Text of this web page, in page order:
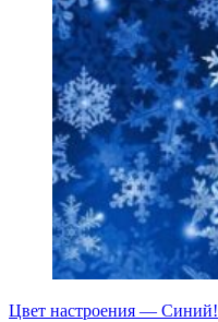
Цвет настроения — Синий!